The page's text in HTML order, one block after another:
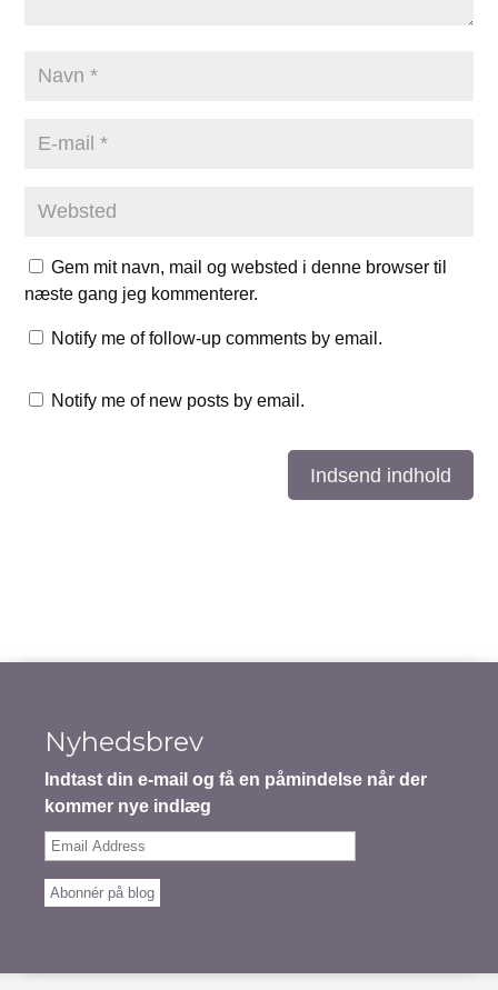
Gem mit navn, mail og websted i denne browser til
næste gang jeg kommenterer.
Notify me of follow-up comments by email.
Notify me of new posts by email.
Indsend indhold
Nyhedsbrev
Indtast din e-mail og få en påmindelse når der
kommer nye indlæg
Email
Abonnér på blog